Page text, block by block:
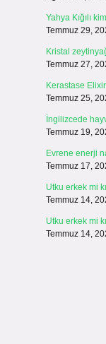
Yahya Kığılı
Temmuz 29,
Kristal
Temmuz 27,
Kerastase
Temmuz 25,
İngilizcede
Temmuz 19,
Evrene enerji
Temmuz 17,
Utku erkek mi
Temmuz 14,
Utku erkek mi
Temmuz 14,